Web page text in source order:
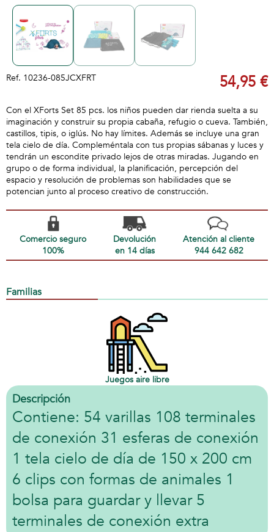
Ref. 10236-085JCXFRT 54,95 €
Con el XForts Set 85 pcs. los niños pueden dar rienda suelta a su
imaginación y construir su propia cabaña, refugio o cueva. También,
castillos, tipis, o iglús. No hay límites. Además se incluye una gran
tela cielo de día. Compleméntala con tus propias sábanas y luces y
tendrán un escondite privado lejos de otras miradas. Jugando en
grupo o de forma individual, la planificación, percepción del
espacio y resolución de problemas son habilidades que se
potencian junto al proceso creativo de construcción.
Comercio seguro
100%
Devolución
en 14 días
Atención al cliente
944 642 682
Familias
Juegos aire libre
Descripción
Contiene: 54 varillas 108 terminales
de conexión 31 esferas de conexión
1 tela cielo de día de 150 x 200 cm
6 clips con formas de animales 1
bolsa para guardar y llevar 5
terminales de conexión extra